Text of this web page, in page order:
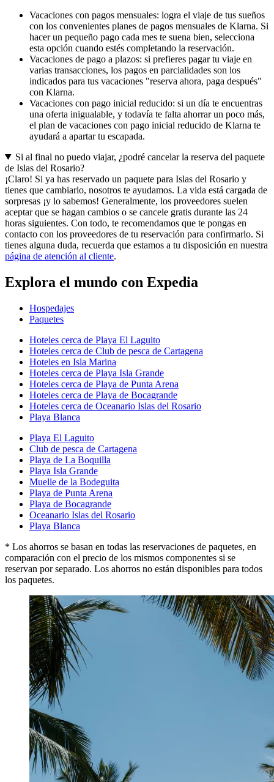
Vacaciones con pagos mensuales: logra el viaje de tus sueños
con los convenientes planes de pagos mensuales de Klarna. Si
hacer un pequeño pago cada mes te suena bien, selecciona
esta opción cuando estés completando la reservación.
Vacaciones de pago a plazos: si prefieres pagar tu viaje en
varias transacciones, los pagos en parcialidades son los
indicados para tus vacaciones "reserva ahora, paga después"
con Klarna.
Vacaciones con pago inicial reducido: si un día te encuentras
una oferta inigualable, y todavía te falta ahorrar un poco más,
el plan de vacaciones con pago inicial reducido de Klarna te
ayudará a apartar tu escapada.
Si al final no puedo viajar, ¿podré cancelar la reserva del paquete
de Islas del Rosario?
¡Claro! Si ya has reservado un paquete para Islas del Rosario y
tienes que cambiarlo, nosotros te ayudamos. La vida está cargada de
sorpresas ¡y lo sabemos! Generalmente, los proveedores suelen
aceptar que se hagan cambios o se cancele gratis durante las 24
horas siguientes. Con todo, te recomendamos que te pongas en
contacto con los proveedores de tu reservación para confirmarlo. Si
tienes alguna duda, recuerda que estamos a tu disposición en nuestra
página de atención al cliente.
Explora el mundo con Expedia
Hospedajes
Paquetes
Hoteles cerca de Playa El Laguito
Hoteles cerca de Club de pesca de Cartagena
Hoteles en Isla Marina
Hoteles cerca de Playa Isla Grande
Hoteles cerca de Playa de Punta Arena
Hoteles cerca de Playa de Bocagrande
Hoteles cerca de Oceanario Islas del Rosario
Playa Blanca
Playa El Laguito
Club de pesca de Cartagena
Playa de La Boquilla
Playa Isla Grande
Muelle de la Bodeguita
Playa de Punta Arena
Playa de Bocagrande
Oceanario Islas del Rosario
Playa Blanca
* Los ahorros se basan en todas las reservaciones de paquetes, en
comparación con el precio de los mismos componentes si se
reservan por separado. Los ahorros no están disponibles para todos
los paquetes.